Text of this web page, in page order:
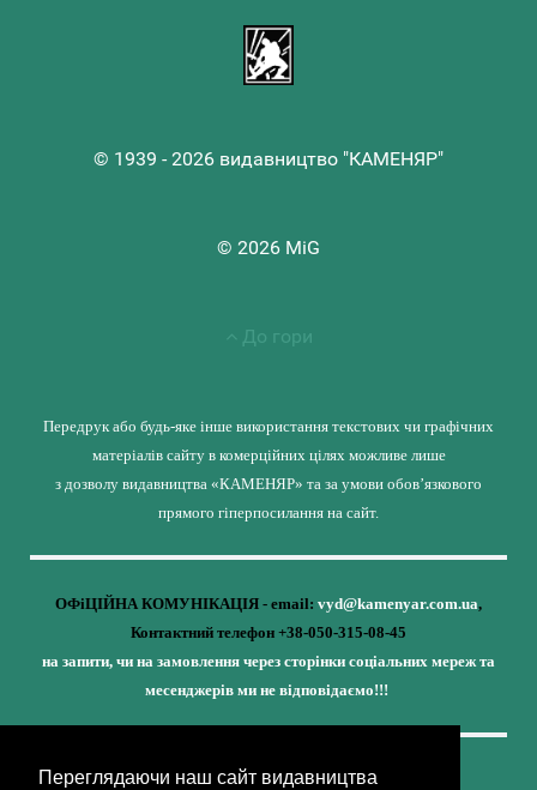
Переглядаючи наш сайт видавництва
© 1939 - 2026 видавництво "КАМЕНЯР"
© 2026 MiG
До гори
Передрук або будь-яке інше використання текстових чи графічних
матеріалів сайту в комерційних цілях можливе лише
з дозволу видавництва «КАМЕНЯР» та за умови обов’язкового
прямого гіперпосилання на сайт.
ОФіЦІЙНА КОМУНІКАЦІЯ - email: vyd@kamenyar.com.ua,
Контактний телефон +38-050-315-08-45
на запити, чи на замовлення через сторінки соціальних мереж та
месенджерів ми не відповідаємо!!!
Кожне наше видання - це внесок у спротив,